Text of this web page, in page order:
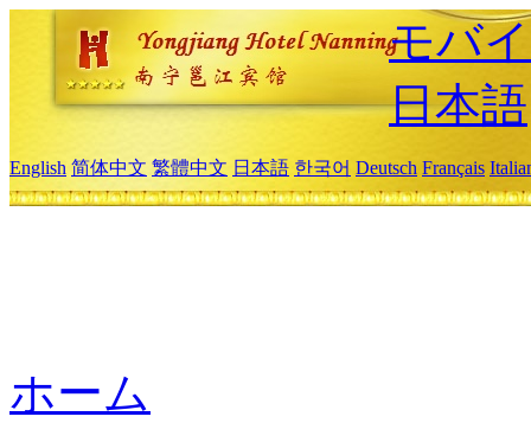
モバ
日本語
English 简体中文 繁體中文 日本語 한국어 Deutsch Français
ホーム